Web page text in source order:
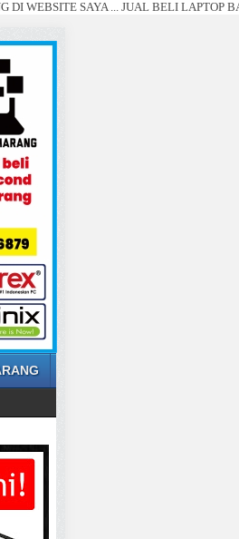
SAYA ... JUAL BELI LAPTOP BARU